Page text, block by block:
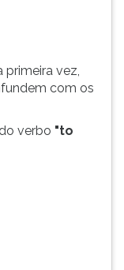
primeira vez,
com os
verbo "to